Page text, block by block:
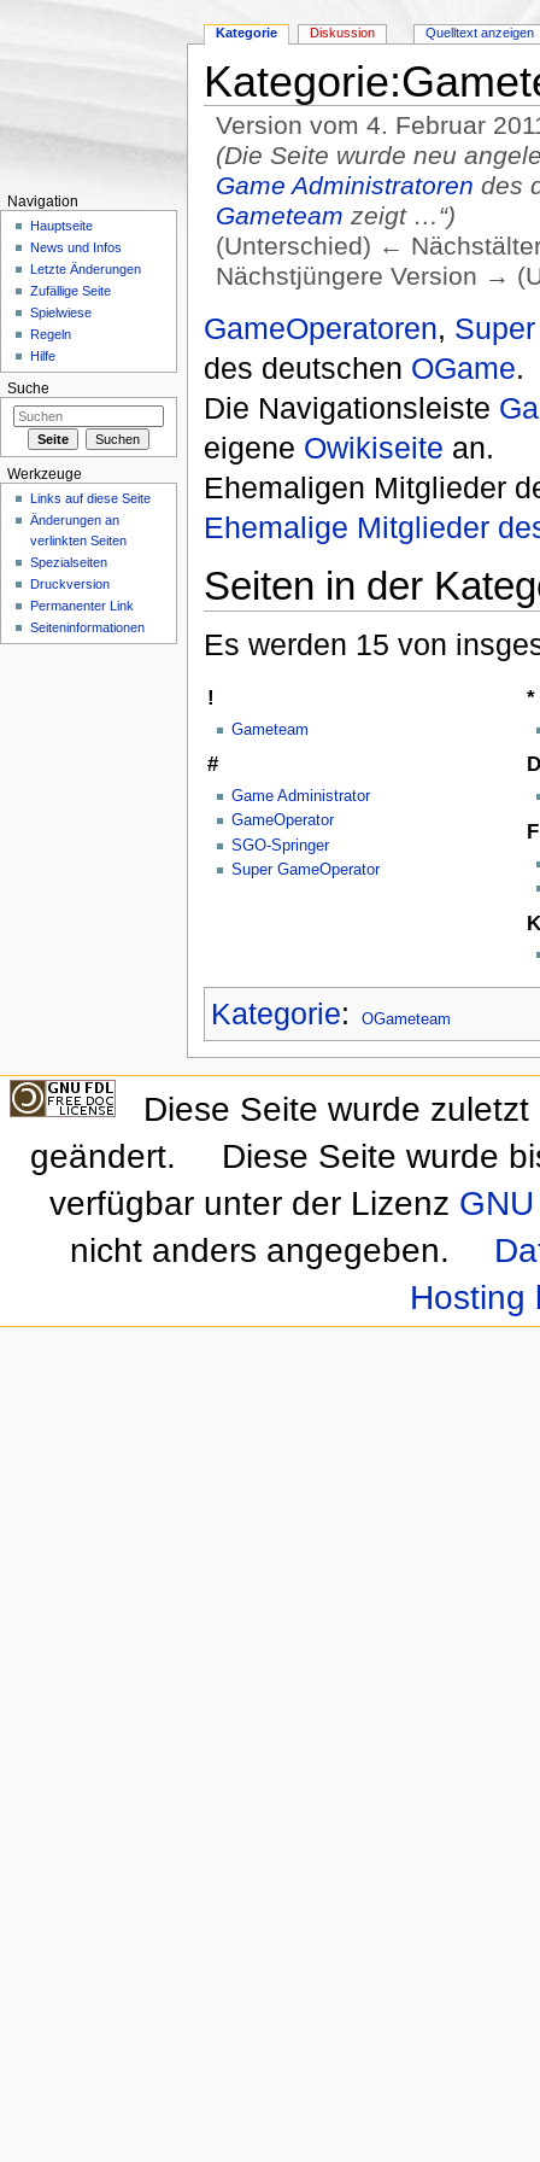
Version vom 4. Februar
(Die Seite wurde neu
Game Administratoren des
Gameteam zeigt …“)
(Unterschied) ←
Nächstjüngere Version →
GameOperatoren,
des deutschen OGame.
Die Navigationsleiste
eigene Owikiseite an.
Ehemaligen Mitglieder
Ehemalige Mitglieder
Seiten in der
Es werden 15 von
!
Gameteam
#
Game Administrator
GameOperator
SGO-Springer
Super GameOperator
*
D
F
K
Kategorie: OGameteam
Kategorie Diskussion Quelltext anzeigen
Navigation
Hauptseite
News und Infos
Letzte Änderungen
Zufällige Seite
Spielwiese
Regeln
Hilfe
Suche
Werkzeuge
Links auf diese Seite
Änderungen an
verlinkten Seiten
Spezialseiten
Druckversion
Permanenter Link
Seiteninformationen
Diese Seite wurde
geändert.
Diese Seite wurde
verfügbar unter der Lizenz
nicht anders angegeben.
Hosting